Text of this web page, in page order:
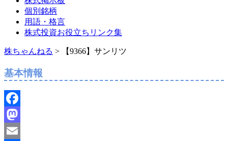
個別銘柄
用語・格言
株式投資お役立ちリンク集
株ちゃんねる > 【9366】サンリツ
基本情報
Facebook
Mastodon